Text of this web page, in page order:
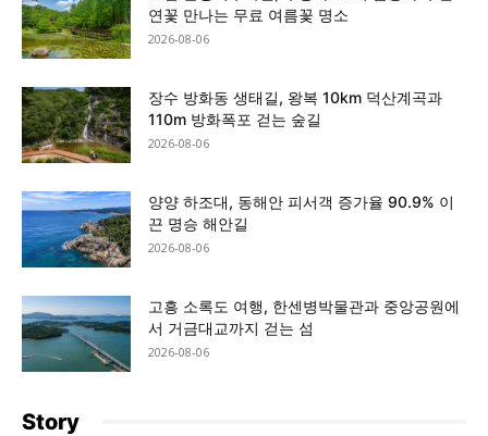
연꽃 만나는 무료 여름꽃 명소
2026-08-06
장수 방화동 생태길, 왕복 10km 덕산계곡과
110m 방화폭포 걷는 숲길
2026-08-06
양양 하조대, 동해안 피서객 증가율 90.9% 이
끈 명승 해안길
2026-08-06
고흥 소록도 여행, 한센병박물관과 중앙공원에
서 거금대교까지 걷는 섬
2026-08-06
Story